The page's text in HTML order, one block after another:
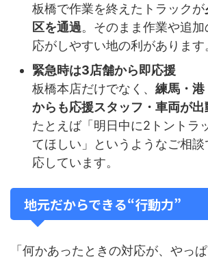
板橋で作業を終えたトラックが
区を通過。そのまま作業や追
応がしやすい地の利があります
緊急時は3店舗から即応援
板橋本店だけでなく、 練馬・港
からも応援スタッフ・車両が出
たとえば「明日中に2トントラ
てほしい」というようなご相
応しています。
地元だからできる“行動力”
「何かあったときの対応が、やっぱ